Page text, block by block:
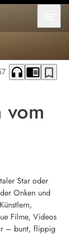
headphones chrome_reader_mode bookmark_border
vom
Star oder
Onken und
Filme, Videos
– bunt, flippig